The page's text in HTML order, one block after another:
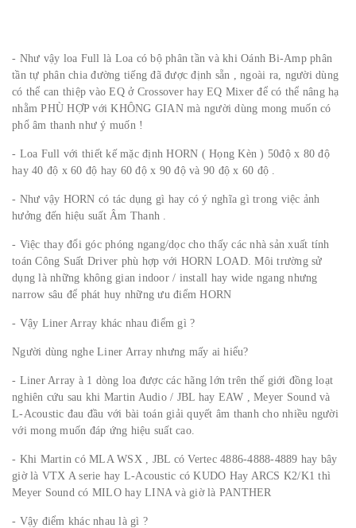
- Như vậy loa Full là Loa có bộ phân tần và khi Oánh Bi-Amp phân
tần tự phân chia đường tiếng đã được định sẵn , ngoài ra, người dùng
có thể can thiệp vào EQ ở Crossover hay EQ Mixer để có thể nâng hạ
nhằm PHÙ HỢP với KHÔNG GIAN mà người dùng mong muốn có
phổ âm thanh như ý muốn !
- Loa Full với thiết kế mặc định HORN ( Họng Kèn ) 50độ x 80 độ
hay 40 độ x 60 độ hay 60 độ x 90 độ và 90 độ x 60 độ .
- Như vậy HORN có tác dụng gì hay có ý nghĩa gì trong việc ảnh
hưởng đến hiệu suất Âm Thanh .
- Việc thay đổi góc phóng ngang/dọc cho thấy các nhà sản xuất tính
toán Công Suất Driver phù hợp với HORN LOAD. Môi trường sử
dụng là những không gian indoor / install hay wide ngang nhưng
narrow sâu để phát huy những ưu điểm HORN
- Vậy Liner Array khác nhau điểm gì ?
Người dùng nghe Liner Array nhưng mấy ai hiểu?
- Liner Array à 1 dòng loa được các hãng lớn trên thế giới đồng loạt
nghiên cứu sau khi Martin Audio / JBL hay EAW , Meyer Sound và
L-Acoustic đau đầu với bài toán giải quyết âm thanh cho nhiều người
với mong muốn đáp ứng hiệu suất cao.
- Khi Martin có MLA WSX , JBL có Vertec 4886-4888-4889 hay bây
giờ là VTX A serie hay L-Acoustic có KUDO Hay ARCS K2/K1 thì
Meyer Sound có MILO hay LINA và giờ là PANTHER
- Vậy điểm khác nhau là gì ?